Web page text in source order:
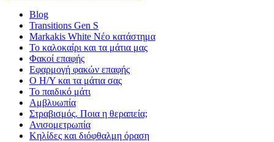
Blog
Transitions Gen S
Markakis White Νέο κατάστημα
Το καλοκαίρι και τα μάτια μας
Φακοί επαφής
Εφαρμογή φακών επαφής
Ο Η/Υ και τα μάτια σας
Το παιδικό μάτι
Αμβλυωπία
Στραβισμός. Ποια η θεραπεία;
Ανισομετρωπία
Κηλίδες και διόφθαλμη όραση